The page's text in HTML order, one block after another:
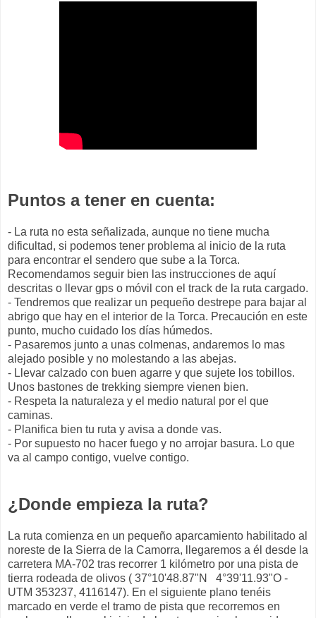
Puntos a tener en cuenta:
- La ruta no esta señalizada, aunque no tiene mucha
dificultad, si podemos tener problema al inicio de la ruta
para encontrar el sendero que sube a la Torca.
Recomendamos seguir bien las instrucciones de aquí
descritas o llevar gps o móvil con el track de la ruta cargado.
- Tendremos que realizar un pequeño destrepe para bajar al
abrigo que hay en el interior de la Torca. Precaución en este
punto, mucho cuidado los días húmedos.
- Pasaremos junto a unas colmenas, andaremos lo mas
alejado posible y no molestando a las abejas.
- Llevar calzado con buen agarre y que sujete los tobillos.
Unos bastones de trekking siempre vienen bien.
- Respeta la naturaleza y el medio natural por el que
caminas.
- Planifica bien tu ruta y avisa a donde vas.
- Por supuesto no hacer fuego y no arrojar basura. Lo que
va al campo contigo, vuelve contigo.
¿Donde empieza la ruta?
La ruta comienza en un pequeño aparcamiento habilitado al
noreste de la Sierra de la Camorra, llegaremos a él desde la
carretera MA-702 tras recorrer 1 kilómetro por una pista de
tierra rodeada de olivos ( 37°10'48.87"N 4°39'11.93"O -
UTM 353237, 4116147). En el siguiente plano tenéis
marcado en verde el tramo de pista que recorremos en